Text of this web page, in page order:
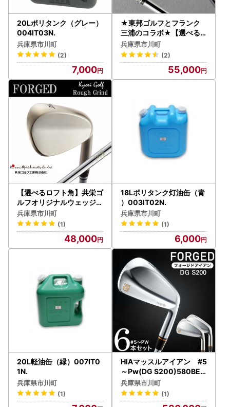
20Lポリタンク（グレー）
004IT03N.
兵庫県市川町
(2)
7,000
★東邦ゴルフとフランク
三浦のコラボ★【選べる
ロフト角】TEAMTOHO×
F.miuraコラボ「匠」ロイ
ヤルウェッジ（カラフル）
兵庫県市川町
(2)
55,000
【選べるロフト角】共栄ゴ
ルフオリジナルウェッジ（
ヘッド粗仕上げ）048BA
04N.
兵庫県市川町
(1)
48,000
18Lポリタンク灯油缶（青
）003IT02N.
兵庫県市川町
(1)
6,000
20L軽油缶（緑）007IT0
1N.
兵庫県市川町
(1)
HIAマッスルアイアン #5
～Pw(DG S200)580BE0
1N.／軟鉄鍛造 フォージド
アイアン 国産 ゴルフクラ
ブ
兵庫県市川町
(1)